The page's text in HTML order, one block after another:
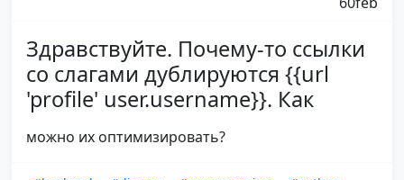
Здравствуйте. Почему-то ссылки
со слагами дублируются {{url
'profile' user.username}}. Как
можно их оптимизировать?